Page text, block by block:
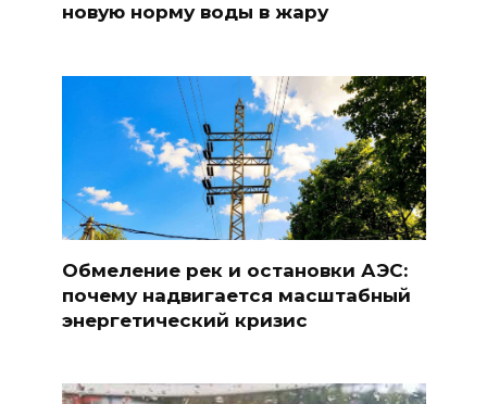
новую норму воды в жару
Обмеление рек и остановки АЭС:
почему надвигается масштабный
энергетический кризис